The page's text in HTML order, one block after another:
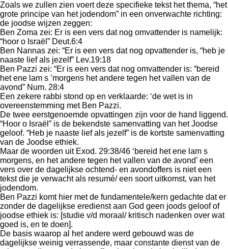
Zoals we zullen zien voert deze specifieke tekst het thema, “het
grote principe van het jodendom” in een onverwachte richting:
de joodse wijzen zeggen:
Ben Zoma zei: Er is een vers dat nog omvattender is namelijk:
“hoor o Israël” Deut.6:4
Ben Nannas zei: “Er is een vers dat nog opvattender is, “heb je
naaste lief als jezelf” Lev.19:18
Ben Pazzi zei: “Er is een vers dat nog omvattender is: “bereid
het ene lam s ’morgens het andere tegen het vallen van de
avond” Num. 28:4
Een zekere rabbi stond op en verklaarde: ‘de wet is in
overeenstemming met Ben Pazzi.
De twee eerstgenoemde opvattingen zijn voor de hand liggend.
“Hoor o Israël” is de bekendste samenvatting van het Joodse
geloof. “Heb je naaste lief als jezelf” is de kortste samenvatting
van de Joodse ethiek.
Maar de woorden uit Exod. 29:38/46 ‘bereid het ene lam s
morgens, en het andere tegen het vallen van de avond’ een
vers over de dagelijkse ochtend- en avondoffers is niet een
tekst die je verwacht als resumé/ een soort uitkomst, van het
jodendom.
Ben Pazzi komt hier met de fundamentele/kern gedachte dat er
zonder de dagelijkse eredienst aan God geen joods geloof of
joodse ethiek is: [studie v/d moraal/ kritisch nadenken over wat
goed is, en te doen].
De basis waarop al het andere werd gebouwd was de
dagelijkse weinig verrassende, maar constante dienst van de